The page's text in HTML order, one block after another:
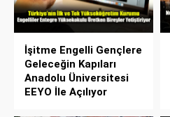
İşitme Engelli Gençlere
Geleceğin Kapıları
Anadolu Üniversitesi
EEYO İle Açılıyor